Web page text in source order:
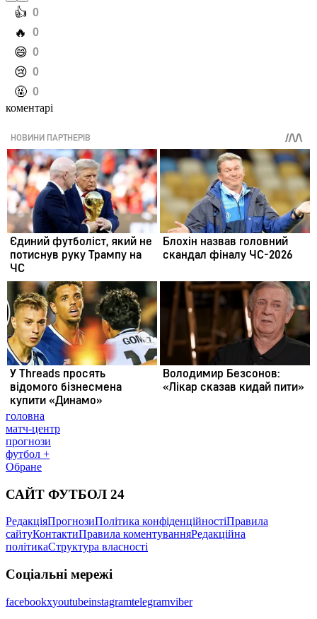
️👍 0
️🔥 0
️😄 0
️😢 0
️🤬 0
коментарі
головна
матч-центр
прогнози
футбол +
Обране
САЙТ ФУТБОЛ 24
РедакціяПрогнозиПолітика конфіденційностіПравила
сайтуКонтактиПравила коментуванняРедакційна
політикаСтруктура власності
Соціальні мережі
facebookxyoutubeinstagramtelegramviber